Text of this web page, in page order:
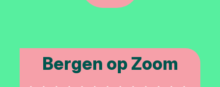
Bergen op Zoom